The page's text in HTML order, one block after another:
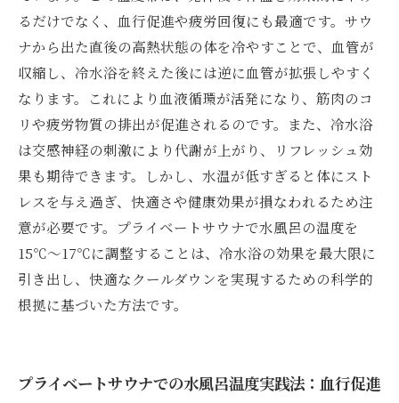
るだけでなく、血行促進や疲労回復にも最適です。サウ
ナから出た直後の高熱状態の体を冷やすことで、血管が
収縮し、冷水浴を終えた後には逆に血管が拡張しやすく
なります。これにより血液循環が活発になり、筋肉のコ
リや疲労物質の排出が促進されるのです。また、冷水浴
は交感神経の刺激により代謝が上がり、リフレッシュ効
果も期待できます。しかし、水温が低すぎると体にスト
レスを与え過ぎ、快適さや健康効果が損なわれるため注
意が必要です。プライベートサウナで水風呂の温度を
15℃〜17℃に調整することは、冷水浴の効果を最大限に
引き出し、快適なクールダウンを実現するための科学的
根拠に基づいた方法です。
プライベートサウナでの水風呂温度実践法：血行促進